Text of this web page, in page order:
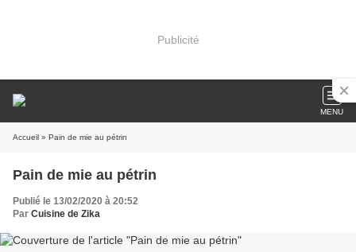
Publicité
MENU
Accueil » Pain de mie au pétrin
Pain de mie au pétrin
Publié le 13/02/2020 à 20:52
Par Cuisine de Zika